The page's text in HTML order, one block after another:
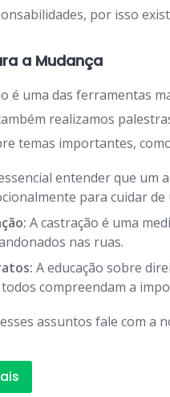
por isso
a Mudança
é uma das ferramentas
realizamos
temas importantes,
entender que um
para cuidar de
A castração é uma
nas ruas.
A educação sobre
compreendam a
assuntos fale com a